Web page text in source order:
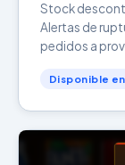
Stock
Alertas de
pedidos a
Disponible